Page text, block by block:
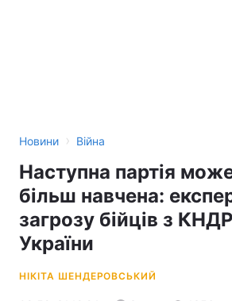
Новини › Війна
Наступна партія
більш навчена:
загрозу бійців з
України
НІКІТА ШЕНДЕРОВСЬКИЙ